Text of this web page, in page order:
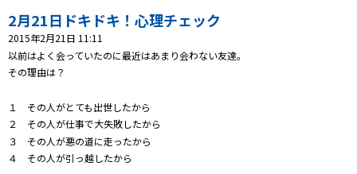
プレゼント
コンテンツ・アプリ
Well-being
ショッピング
2月21日ドキドキ！心理チェック
2015年2月21日 11:11
以前はよく会っていたのに最近はあまり会わない友達。
その理由は？
１ その人がとても出世したから
２ その人が仕事で大失敗したから
３ その人が悪の道に走ったから
４ その人が引っ越したから